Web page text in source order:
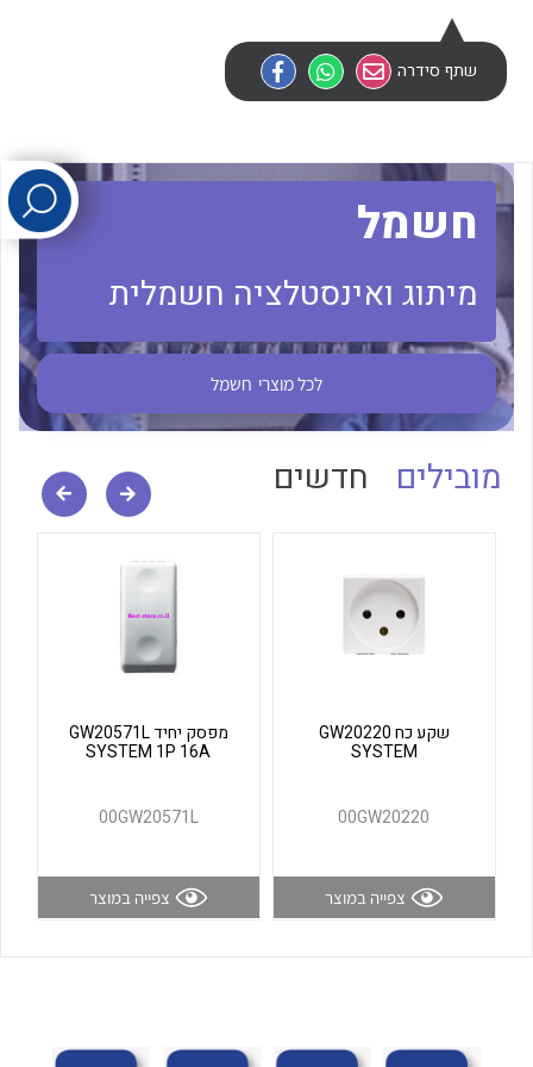
לכל מוצרי היצרן
לכל מוצרי היצרן לכל מוצרי היצרן
לכל מוצרי היצרן לכל מוצרי היצרן
שתף סידרה
חשמל
מיתוג ואינסטלציה חשמלית
לכל מוצרי חשמל
מובילים חדשים
שקע כח GW20220
SYSTEM
00GW20220
צפייה במוצר
מפסק יחיד GW20571L
SYSTEM 1P 16A
00GW20571L
צפייה במוצר